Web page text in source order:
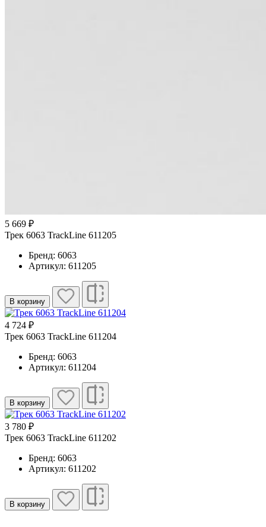
5 669 ₽
Трек 6063 TrackLine 611205
Бренд: 6063
Артикул: 611205
В корзину
4 724 ₽
Трек 6063 TrackLine 611204
Бренд: 6063
Артикул: 611204
В корзину
3 780 ₽
Трек 6063 TrackLine 611202
Бренд: 6063
Артикул: 611202
В корзину